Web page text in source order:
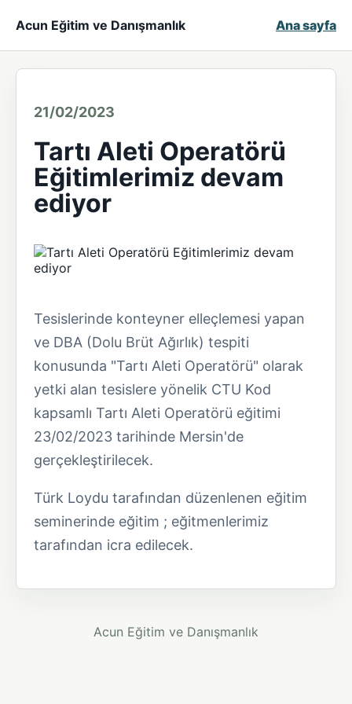
Acun Eğitim ve Danışmanlık Ana sayfa
21/02/2023
Tartı Aleti Operatörü
Eğitimlerimiz devam
ediyor
Tesislerinde konteyner elleçlemesi yapan
ve DBA (Dolu Brüt Ağırlık) tespiti
konusunda "Tartı Aleti Operatörü" olarak
yetki alan tesislere yönelik CTU Kod
kapsamlı Tartı Aleti Operatörü eğitimi
23/02/2023 tarihinde Mersin'de
gerçekleştirilecek.
Türk Loydu tarafından düzenlenen eğitim
seminerinde eğitim ; eğitmenlerimiz
tarafından icra edilecek.
Acun Eğitim ve Danışmanlık